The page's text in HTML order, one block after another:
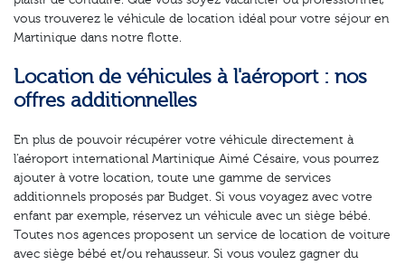
vous trouverez le véhicule de location idéal pour votre séjour en
Martinique dans notre flotte.
Location de véhicules à l'aéroport : nos
offres additionnelles
En plus de pouvoir récupérer votre véhicule directement à
l’aéroport international Martinique Aimé Césaire, vous pourrez
ajouter à votre location, toute une gamme de services
additionnels proposés par Budget. Si vous voyagez avec votre
enfant par exemple, réservez un véhicule avec un siège bébé.
Toutes nos agences proposent un service de location de voiture
avec siège bébé et/ou rehausseur. Si vous voulez gagner du